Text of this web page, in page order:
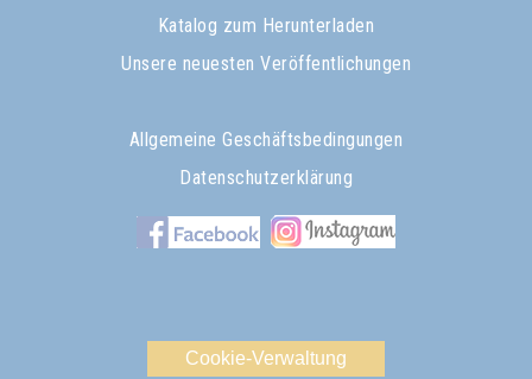
Katalog zum Herunterladen
Unsere neuesten Veröffentlichungen
Allgemeine Geschäftsbedingungen
Datenschutzerklärung
Cookie-Verwaltung